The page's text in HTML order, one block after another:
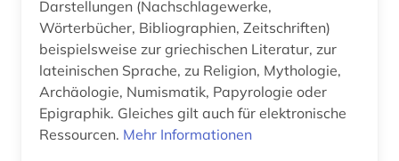
zeitschrift (1)
Darstellungen (Nachschlagewerke,
Wörterbücher, Bibliographien, Zeitschriften)
beispielsweise zur griechischen Literatur, zur
lateinischen Sprache, zu Religion, Mythologie,
Archäologie, Numismatik, Papyrologie oder
Epigraphik. Gleiches gilt auch für elektronische
Ressourcen. Mehr Informationen